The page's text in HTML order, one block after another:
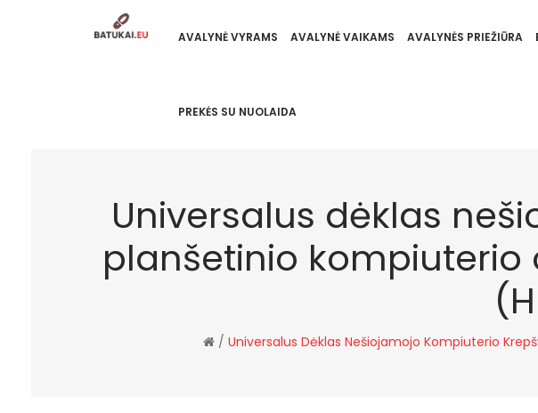
AVALYNĖ VYRAMS AVALYNĖ VAIKAMS AVALYNĖS PRIEŽIŪRA
PREKĖS SU NUOLAIDA
Universalus dėklas
planšetinio
/ Universalus Dėklas Nešiojamojo Kompiuterio